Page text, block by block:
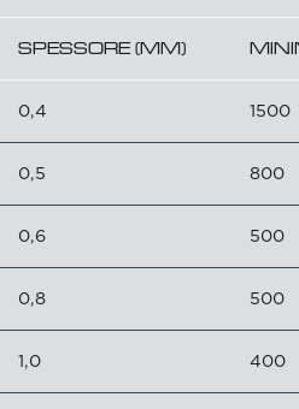
SPESSORE (MM)
0,4 1500
0,5 800
0,6 500
0,8 500
1,0 400